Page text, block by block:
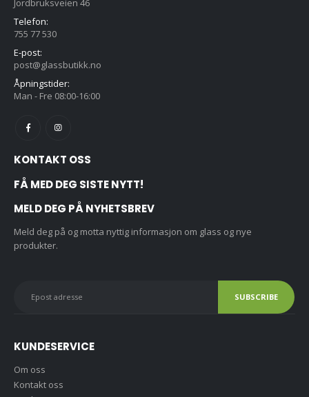
Jordbruksveien 46
Telefon:
755 77 530
E-post:
post@glassbutikk.no
Åpningstider:
Man - Fre 08:00-16:00
KONTAKT OSS
FÅ MED DEG SISTE NYTT!
MELD DEG PÅ NYHETSBREV
Meld deg på og motta nyttig informasjon om glass og nye
produkter.
KUNDESERVICE
Om oss
Kontakt oss